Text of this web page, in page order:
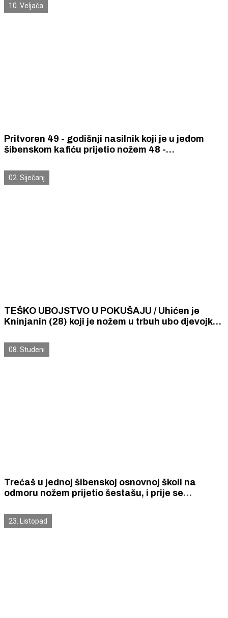
10. Veljača
Pritvoren 49 - godišnji nasilnik koji je u jedom
šibenskom kafiću prijetio nožem 48 -
02. Siječanj
TEŠKO UBOJSTVO U POKUŠAJU / Uhićen je
Kninjanin (28) koji je nožem u trbuh ubo djevojku
08. Studeni
Trećaš u jednoj šibenskoj osnovnoj školi na
odmoru nožem prijetio šestašu, i prije se
23. Listopad